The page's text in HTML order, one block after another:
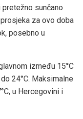
sunčano
za ovo doba
posebno u
između 15°C
24°C. Maksimalne
u Hercegovini i